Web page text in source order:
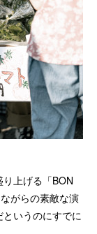
上げる「BON
がらの素敵な演
いうのにすでに